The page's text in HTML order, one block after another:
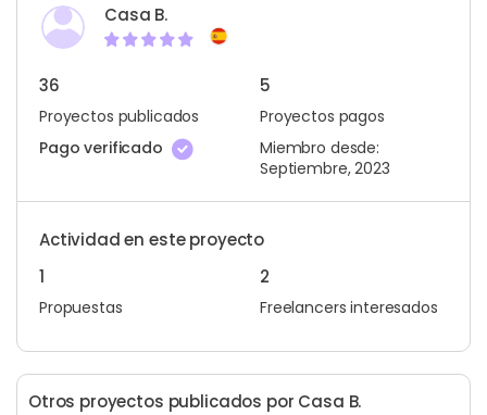
Casa B.
36
Proyectos publicados
5
Proyectos pagos
Pago verificado
Miembro desde:
Septiembre, 2023
Actividad en este proyecto
1
Propuestas
2
Freelancers interesados
Otros proyectos publicados por Casa B.